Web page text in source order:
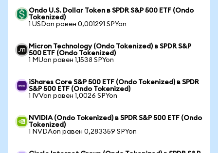
Ondo U.S. Dollar Token в SPDR S&P 500 ETF (Ondo
Tokenized)
1 USDon равен 0,001291 SPYon
Micron Technology (Ondo Tokenized) в SPDR S&P
500 ETF (Ondo Tokenized)
1 MUon равен 1,1538 SPYon
iShares Core S&P 500 ETF (Ondo Tokenized) в SPDR
S&P 500 ETF (Ondo Tokenized)
1 IVVon равен 1,0026 SPYon
NVIDIA (Ondo Tokenized) в SPDR S&P 500 ETF (Ondo
Tokenized)
1 NVDAon равен 0,283359 SPYon